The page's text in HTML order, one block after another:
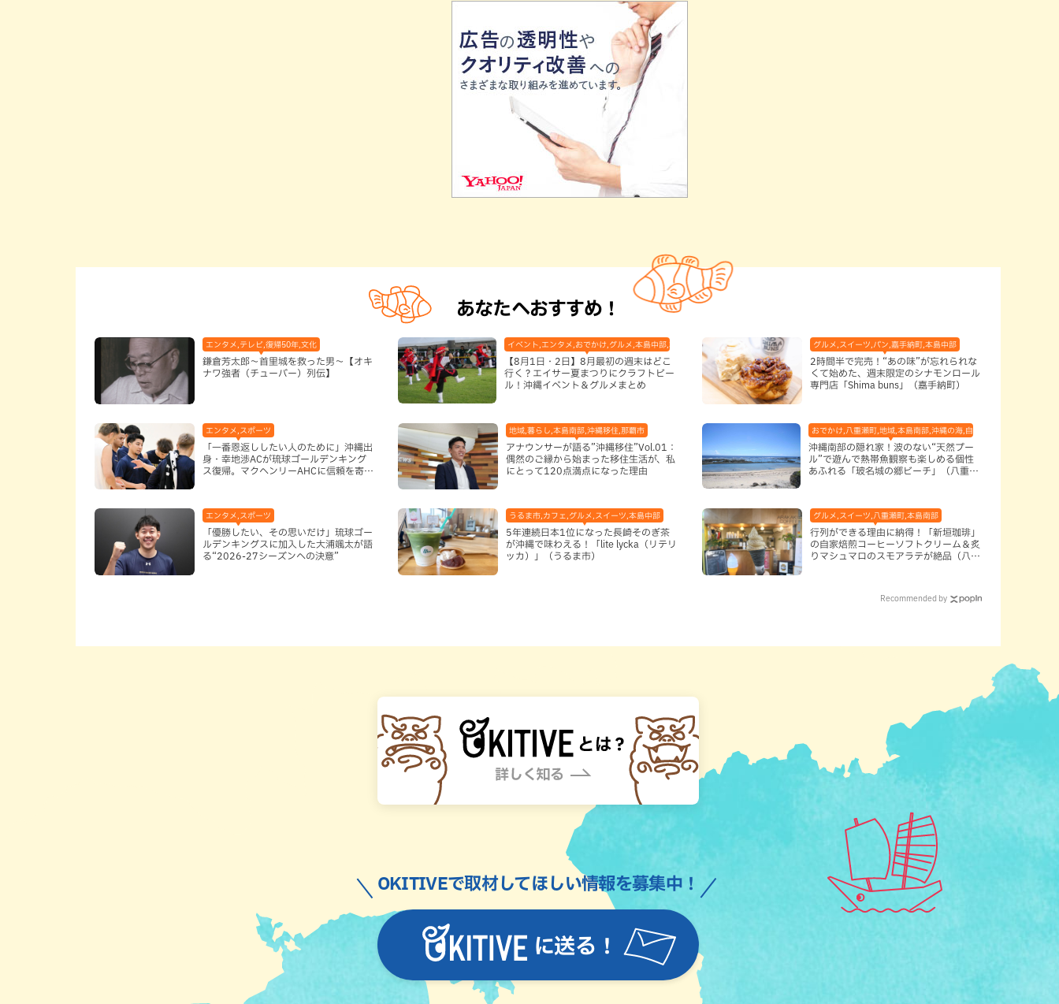
あなたへおすすめ！
エンタメ,テレビ,復帰50年,文化
鎌倉芳太郎～首里城を救った男～【オキ
ナワ強者（チューバー）列伝】
イベント,エンタメ,おでかけ,グルメ,本島中部,本島北部,本島南部
【8月1日・2日】8月最初の週末はどこ
行く？エイサー夏まつりにクラフトビー
ル！沖縄イベント＆グルメまとめ
グルメ,スイーツ,パン,嘉手納町,本島中部
2時間半で完売！“あの味”が忘れられな
くて始めた、週末限定のシナモンロール
専門店「Shima buns」（嘉手納町）
エンタメ,スポーツ
「一番恩返ししたい人のために」沖縄出
身・幸地渉ACが琉球ゴールデンキング
ス復帰。マクヘンリーAHCに信頼を寄せ
地域,暮らし,本島南部,沖縄移住,那覇市
アナウンサーが語る”沖縄移住”Vol.01：
偶然のご縁から始まった移住生活が、私
にとって120点満点になった理由
おでかけ,八重瀬町,地域,本島南部,沖縄の海,自然
沖縄南部の隠れ家！波のない“天然プー
ル”で遊んで熱帯魚観察も楽しめる個性
あふれる「玻名城の郷ビーチ」（八重瀬
エンタメ,スポーツ
「優勝したい、その思いだけ」琉球ゴー
ルデンキングスに加入した大浦颯太が語
る“2026-27シーズンへの決意”
うるま市,カフェ,グルメ,スイーツ,本島中部
5年連続日本1位になった長崎そのぎ茶
が沖縄で味わえる！「lite lycka（リテリ
ッカ）」（うるま市）
グルメ,スイーツ,八重瀬町,本島南部
行列ができる理由に納得！「新垣珈琲」
の自家焙煎コーヒーソフトクリーム＆炙
りマシュマロのスモアラテが絶品（八重
Recommended by
に送る！
OKITIVEで取材してほしい情報を募集中！